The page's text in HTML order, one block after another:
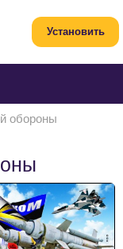
обороны
Установить